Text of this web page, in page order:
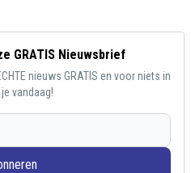
GRATIS Nieuwsbrief
nieuws GRATIS en voor niets in
vandaag!